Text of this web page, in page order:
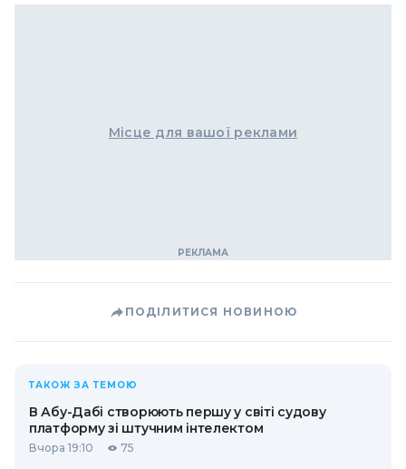
Місце для вашої реклами
ПОДІЛИТИСЯ НОВИНОЮ
ТАКОЖ ЗА ТЕМОЮ
В Абу-Дабі створюють першу у світі судову
платформу зі штучним інтелектом
Вчора 19:10 75